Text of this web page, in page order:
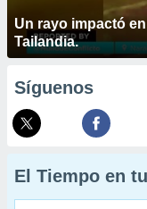
Un rayo impactó
Tailandia.
Síguenos
El Tiempo en